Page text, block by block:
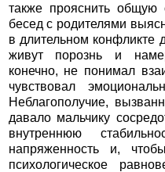
также прояснить
бесед с родителями
в длительном конфликте
живут порознь и
конечно, не понимал
чувствовал
Неблагополучие,
давало мальчику
внутреннюю
напряженность и,
психологическое